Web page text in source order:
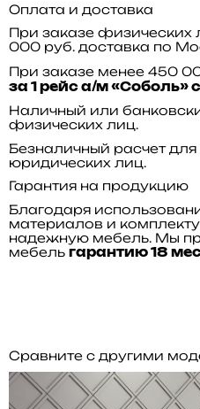
Оплата и доставка
При заказе физических
000 руб. доставка по
При заказе менее 450
за 1 рейс а/м
Наличный или
физических лиц.
Безналичный расчет
юридических лиц.
Гарантия на продукцию
Благодаря
материалов и
надежную мебель. Мы
мебель гарантию 18
Сравните с другими